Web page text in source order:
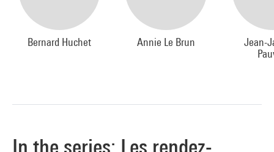
Bernard Huchet Annie Le Brun
Jean-